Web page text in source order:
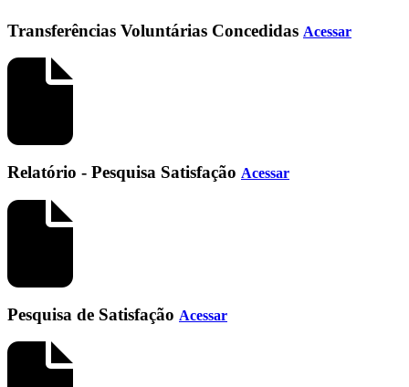
Transferências Voluntárias Concedidas Acessar
Relatório - Pesquisa Satisfação Acessar
Pesquisa de Satisfação Acessar